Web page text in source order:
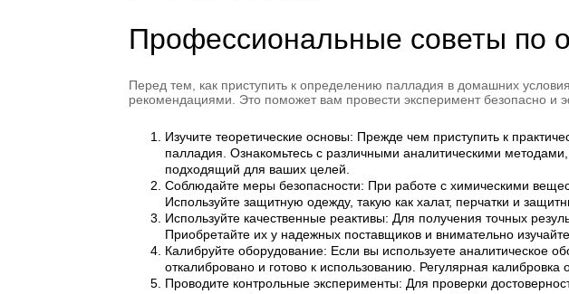
Профессиональные советы по
Перед тем, как приступить к определению палладия в домашних
рекомендациями. Это поможет вам провести эксперимент безопасно и
Изучите теоретические основы: Прежде чем приступить к
палладия. Ознакомьтесь с различными аналитическими
подходящий для ваших целей.
Соблюдайте меры безопасности: При работе с химическими
Используйте защитную одежду, такую как халат, перчатки и
Используйте качественные реактивы: Для получения точных
Приобретайте их у надежных поставщиков и внимательно
Калибруйте оборудование: Если вы используете аналитическое
откалибровано и готово к использованию. Регулярная калибровка
Проводите контрольные эксперименты: Для проверки